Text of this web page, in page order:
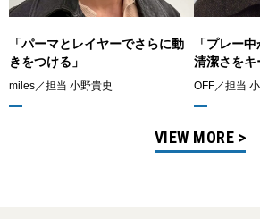
「パーマとレイヤーでさらに動
きをつける」
miles／担当 小野貴史
「プレー
清潔さをキ
OFF／担当
VIEW MORE >